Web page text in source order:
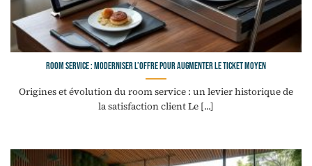
Room service : moderniser l’offre pour augmenter le ticket moyen
Origines et évolution du room service : un levier historique de
la satisfaction client Le [...]